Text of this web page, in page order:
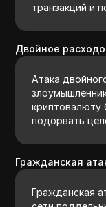
транзакций и
Двойное
Атака
криптовалюту
подорвать
Гражданская
Гражданская